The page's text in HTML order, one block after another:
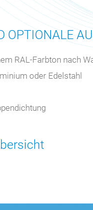
OPTIONALE
RAL-Farbton nach
oder Edelstahl